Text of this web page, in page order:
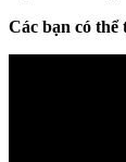
Các bạn có thể